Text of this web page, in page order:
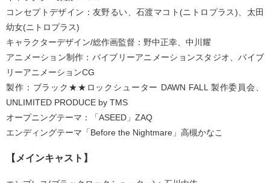
コンセプトデザイン：友野るい、石渡マコト(ニトロプラス)、太田
幼女(ニトロプラス)
キャラクターデザイン/総作画監督：野中正幸、中川耀
アニメーション制作：バイブリーアニメーションスタジオ、バイブ
リーアニメーションCG
製作：ブラック★★ロックシューター DAWN FALL 製作委員会、
UNLIMITED PRODUCE by TMS
オープニングテーマ：「ASEED」ZAQ
エンディングテーマ「Before the Nightmare」高槻かなこ
【メインキャスト】